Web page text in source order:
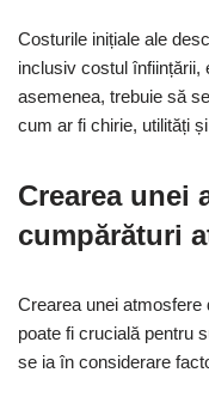
Costurile inițiale ale
inclusiv costul înființării,
asemenea, trebuie să
cum ar fi chirie, utilități
Crearea unei
cumpărături
Crearea unei
poate fi crucială pentru
se ia în considerare